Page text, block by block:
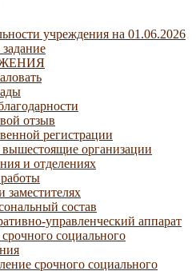
учреждения на 01.06.2026
отзыв
регистрации
организации
и отделениях
заместителях
состав
управленческий аппарат
социального
срочного социального